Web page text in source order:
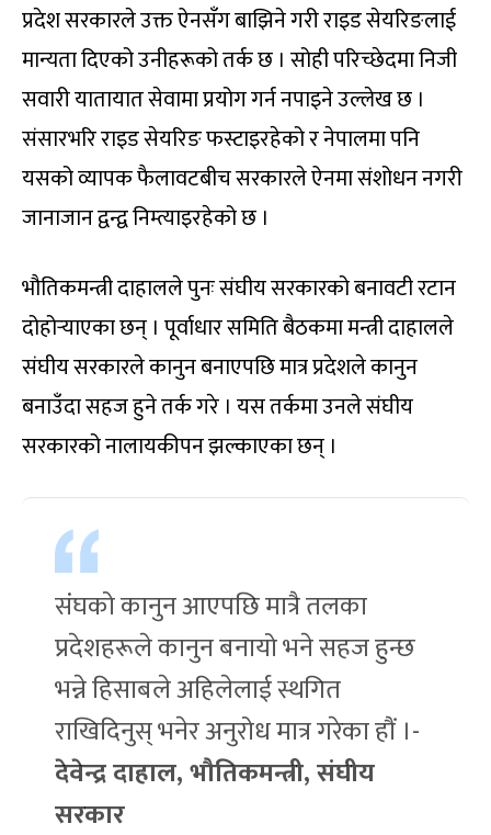
प्रदेश सरकारले उक्त ऐनसँग बाझिने गरी राइड सेयरिङलाई
मान्यता दिएको उनीहरूको तर्क छ । सोही परिच्छेदमा निजी
सवारी यातायात सेवामा प्रयोग गर्न नपाइने उल्लेख छ ।
संसारभरि राइड सेयरिङ फस्टाइरहेको र नेपालमा पनि
यसको व्यापक फैलावटबीच सरकारले ऐनमा संशोधन नगरी
जानाजान द्वन्द्व निम्त्याइरहेको छ ।
भौतिकमन्त्री दाहालले पुनः संघीय सरकारको बनावटी रटान
दोहोर्‍याएका छन् । पूर्वाधार समिति बैठकमा मन्त्री दाहालले
संघीय सरकारले कानुन बनाएपछि मात्र प्रदेशले कानुन
बनाउँदा सहज हुने तर्क गरे । यस तर्कमा उनले संघीय
सरकारको नालायकीपन झल्काएका छन् ।
संघको कानुन आएपछि मात्रै तलका
प्रदेशहरूले कानुन बनायो भने सहज हुन्छ
भन्ने हिसाबले अहिलेलाई स्थगित
राखिदिनुस् भनेर अनुरोध मात्र गरेका हौं ।-
देवेन्द्र दाहाल, भौतिकमन्त्री, संघीय
सरकार